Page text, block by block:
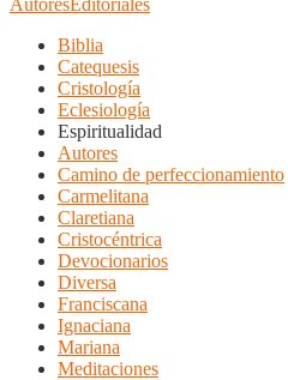
AutoresEditoriales
Biblia
Catequesis
Cristología
Eclesiología
Espiritualidad
Autores
Camino de perfeccionamiento
Carmelitana
Claretiana
Cristocéntrica
Devocionarios
Diversa
Franciscana
Ignaciana
Mariana
Meditaciones